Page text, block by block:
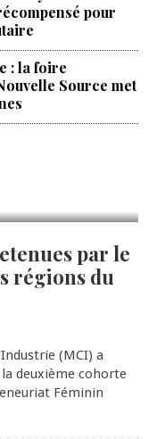
pour
: la foire
Source met
lance la
par le
régions du
(MCI) a
deuxième cohorte
Féminin